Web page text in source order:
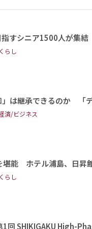
指すシニア1500人が集
くらし
」は継承できるのか 「
済/ビジネス
堪能 ホテル浦島、日昇
くらし
回 SHIKIGAKU High-